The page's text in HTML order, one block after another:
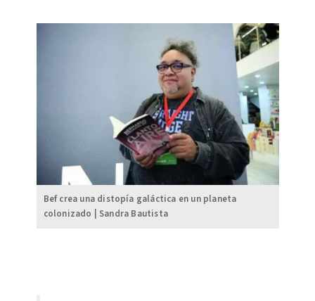
Bef crea una distopía galáctica en un planeta
colonizado | Sandra Bautista